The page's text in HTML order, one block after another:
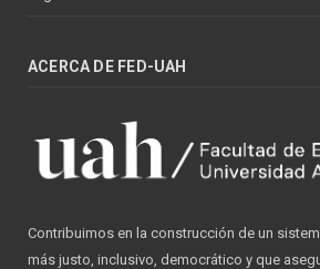
ACERCA DE FED-UAH
Contribuimos en la construcción de un
más justo, inclusivo, democrático y que